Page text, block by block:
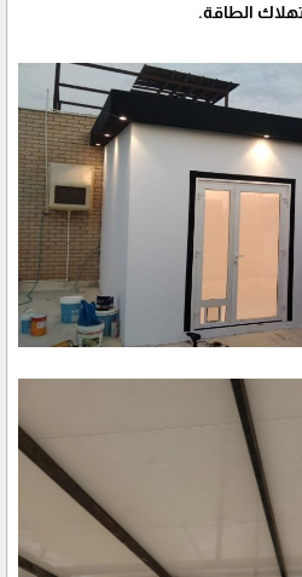
الطاقة.